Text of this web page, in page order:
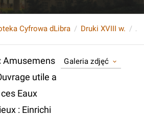
Cyfrowa dLibra Druki XVIII w.
Amusemens
utile a
Eaux
: Einrichi
Galeria zdjęć